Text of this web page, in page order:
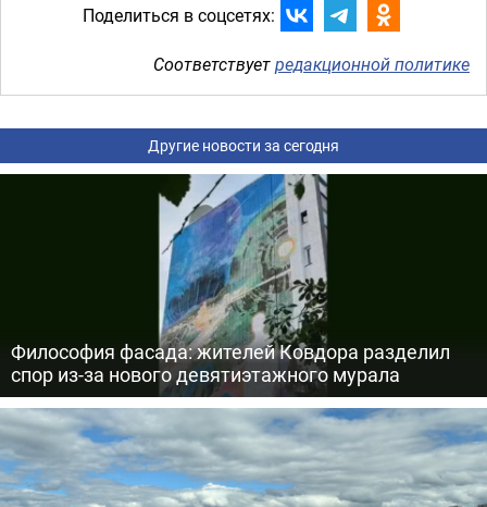
Поделиться в соцсетях:
Соответствуетредакционной политике
Другие новости за сегодня
Философия фасада: жителей Ковдора разделил
спор из-за нового девятиэтажного мурала